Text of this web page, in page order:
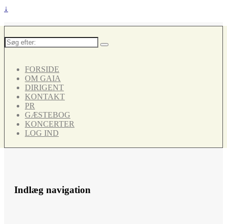
↓
Søg
efter:
FORSIDE
OM GAIA
DIRIGENT
KONTAKT
PR
GÆSTEBOG
KONCERTER
LOG IND
Indlæg navigation